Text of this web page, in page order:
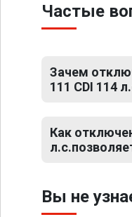
Частые
Зачем
111 CDI 114
Как
Вы не